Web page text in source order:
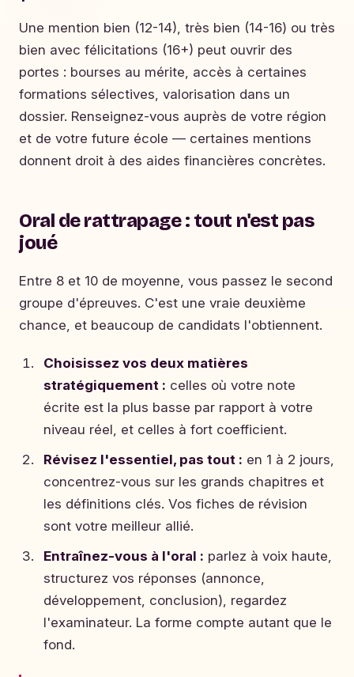
Une mention bien (12-14), très bien (14-16) ou très
bien avec félicitations (16+) peut ouvrir des
portes : bourses au mérite, accès à certaines
formations sélectives, valorisation dans un
dossier. Renseignez-vous auprès de votre région
et de votre future école — certaines mentions
donnent droit à des aides financières concrètes.
Oral de rattrapage : tout n'est pas
joué
Entre 8 et 10 de moyenne, vous passez le second
groupe d'épreuves. C'est une vraie deuxième
chance, et beaucoup de candidats l'obtiennent.
Choisissez vos deux matières
stratégiquement : celles où votre note
écrite est la plus basse par rapport à votre
niveau réel, et celles à fort coefficient.
Révisez l'essentiel, pas tout : en 1 à 2 jours,
concentrez-vous sur les grands chapitres et
les définitions clés. Vos fiches de révision
sont votre meilleur allié.
Entraînez-vous à l'oral : parlez à voix haute,
structurez vos réponses (annonce,
développement, conclusion), regardez
l'examinateur. La forme compte autant que le
fond.